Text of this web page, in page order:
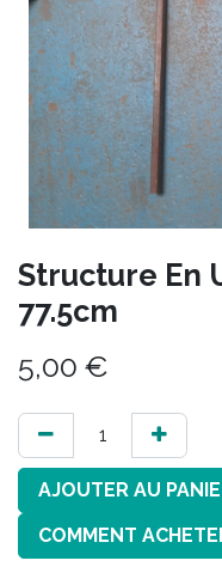
Structure En
77.5cm
5,00 €
AJOUTER AU
COMMENT